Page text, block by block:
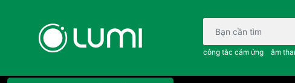
Bạn cần tìm gì..;
công tắc cảm ứng âm